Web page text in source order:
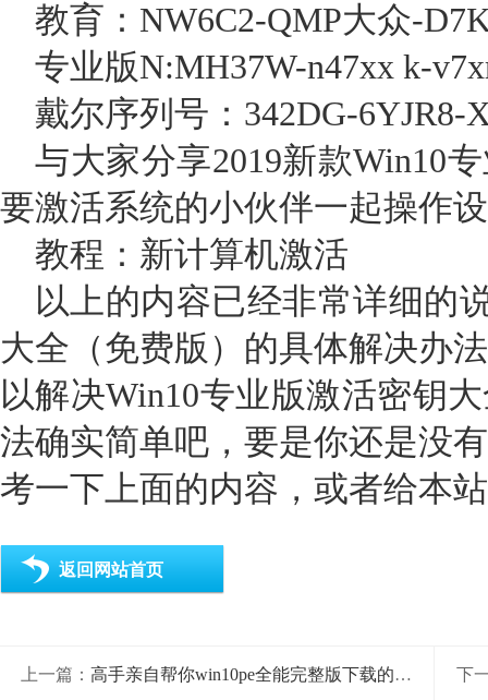
教育：NW6C2-QMP大众-
专业版N:MH37W-n47xx k-
戴尔序列号：342DG-6YJR8-
与大家分享2019新款Win10
要激活系统的小伙伴一起操作
教程：新计算机激活
以上的内容已经非常详细的
大全（免费版）的具体解决办
以解决Win10专业版激活密钥
法确实简单吧，要是你还是没
考一下上面的内容，或者给本
返回网站首页
上一篇： 高手亲自帮你win10pe全能完整版下载的教程 下